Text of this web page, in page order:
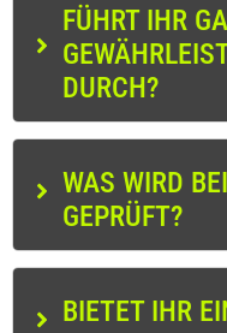
FÜHRT IHR
DURCH?
WAS WIRD
GEPRÜFT?
BIETET IHR